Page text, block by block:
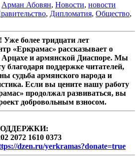
Арман Абовян, Новости, новости
, Дипломатия, Общество,
более тридцати лет
«Еркрамас» рассказывает о
и армянской Диаспоре. Мы
благодаря поддержке читателей,
судьба армянского народа и
Если вы цените нашу работу
продолжал развиваться, вы
добровольным взносом.
2072 1610 0373
dzen.ru/yerkramas?donate=true